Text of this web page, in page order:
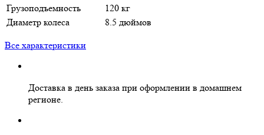
Грузоподъемность
120 кг
Диаметр колеса
8.5 дюймов
Все характеристики
Доставка в день заказа при оформлении в домашнем
регионе.